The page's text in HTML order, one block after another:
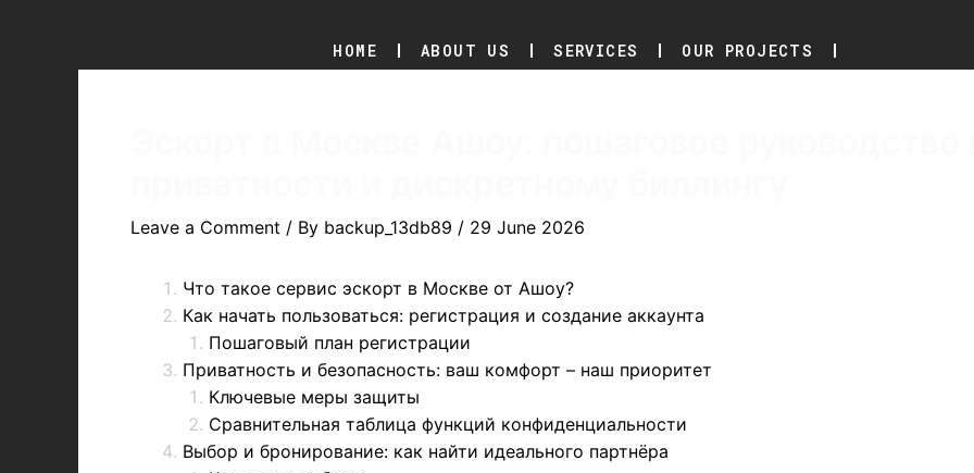
HOME ABOUT US SERVICES
OUR PROJECTS
Leave a Comment / By backup_13db89 / 29 June 2026
Что такое сервис эскорт в Москве от Ашоу?
Как начать пользоваться: регистрация и создание аккаунта
Пошаговый план регистрации
Приватность и безопасность: ваш комфорт – наш приоритет
Ключевые меры защиты
Сравнительная таблица функций конфиденциальности
Выбор и бронирование: как найти идеального партнёра